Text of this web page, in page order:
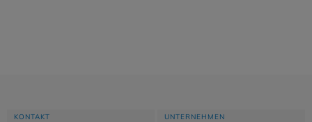
KONTAKT UNTERNEHMEN